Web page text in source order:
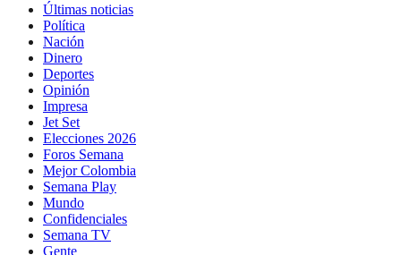
Últimas noticias
Política
Nación
Dinero
Deportes
Opinión
Impresa
Jet Set
Elecciones 2026
Foros Semana
Mejor Colombia
Semana Play
Mundo
Confidenciales
Semana TV
Gente